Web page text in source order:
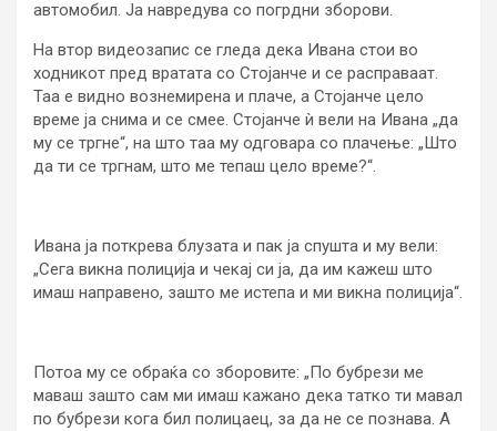
автомобил. Ја навредува со погрдни зборови.
На втор видеозапис се гледа дека Ивана стои во
ходникот пред вратата со Стојанче и се расправаат.
Таа е видно вознемирена и плаче, а Стојанче цело
време ја снима и се смее. Стојанче ѝ вели на Ивана „да
му се тргне“, на што таа му одговара со плачење: „Што
да ти се тргнам, што ме тепаш цело време?“.
Ивана ја поткрева блузата и пак ја спушта и му вели:
„Сега викна полиција и чекај си ја, да им кажеш што
имаш направено, зашто ме истепа и ми викна полиција“.
Потоа му се обраќа со зборовите: „По бубрези ме
маваш зашто сам ми имаш кажано дека татко ти мавал
по бубрези кога бил полицаец, за да не се познава. А